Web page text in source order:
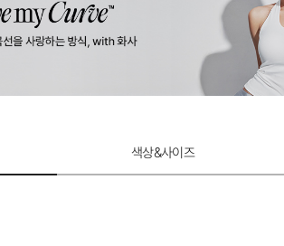
색상&사이즈